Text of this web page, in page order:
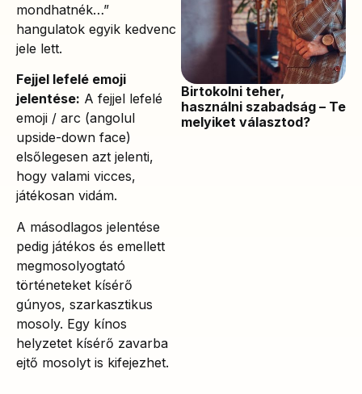
mondhatnék…”
hangulatok egyik kedvenc
jele lett.
Fejjel lefelé emoji
jelentése: A fejjel lefelé
emoji / arc (angolul
upside-down face)
elsőlegesen azt jelenti,
hogy valami vicces,
játékosan vidám.
A másodlagos jelentése
pedig játékos és emellett
megmosolyogtató
történeteket kísérő
gúnyos, szarkasztikus
mosoly. Egy kínos
helyzetet kísérő zavarba
ejtő mosolyt is kifejezhet.
Birtokolni teher,
használni szabadság – Te
melyiket választod?